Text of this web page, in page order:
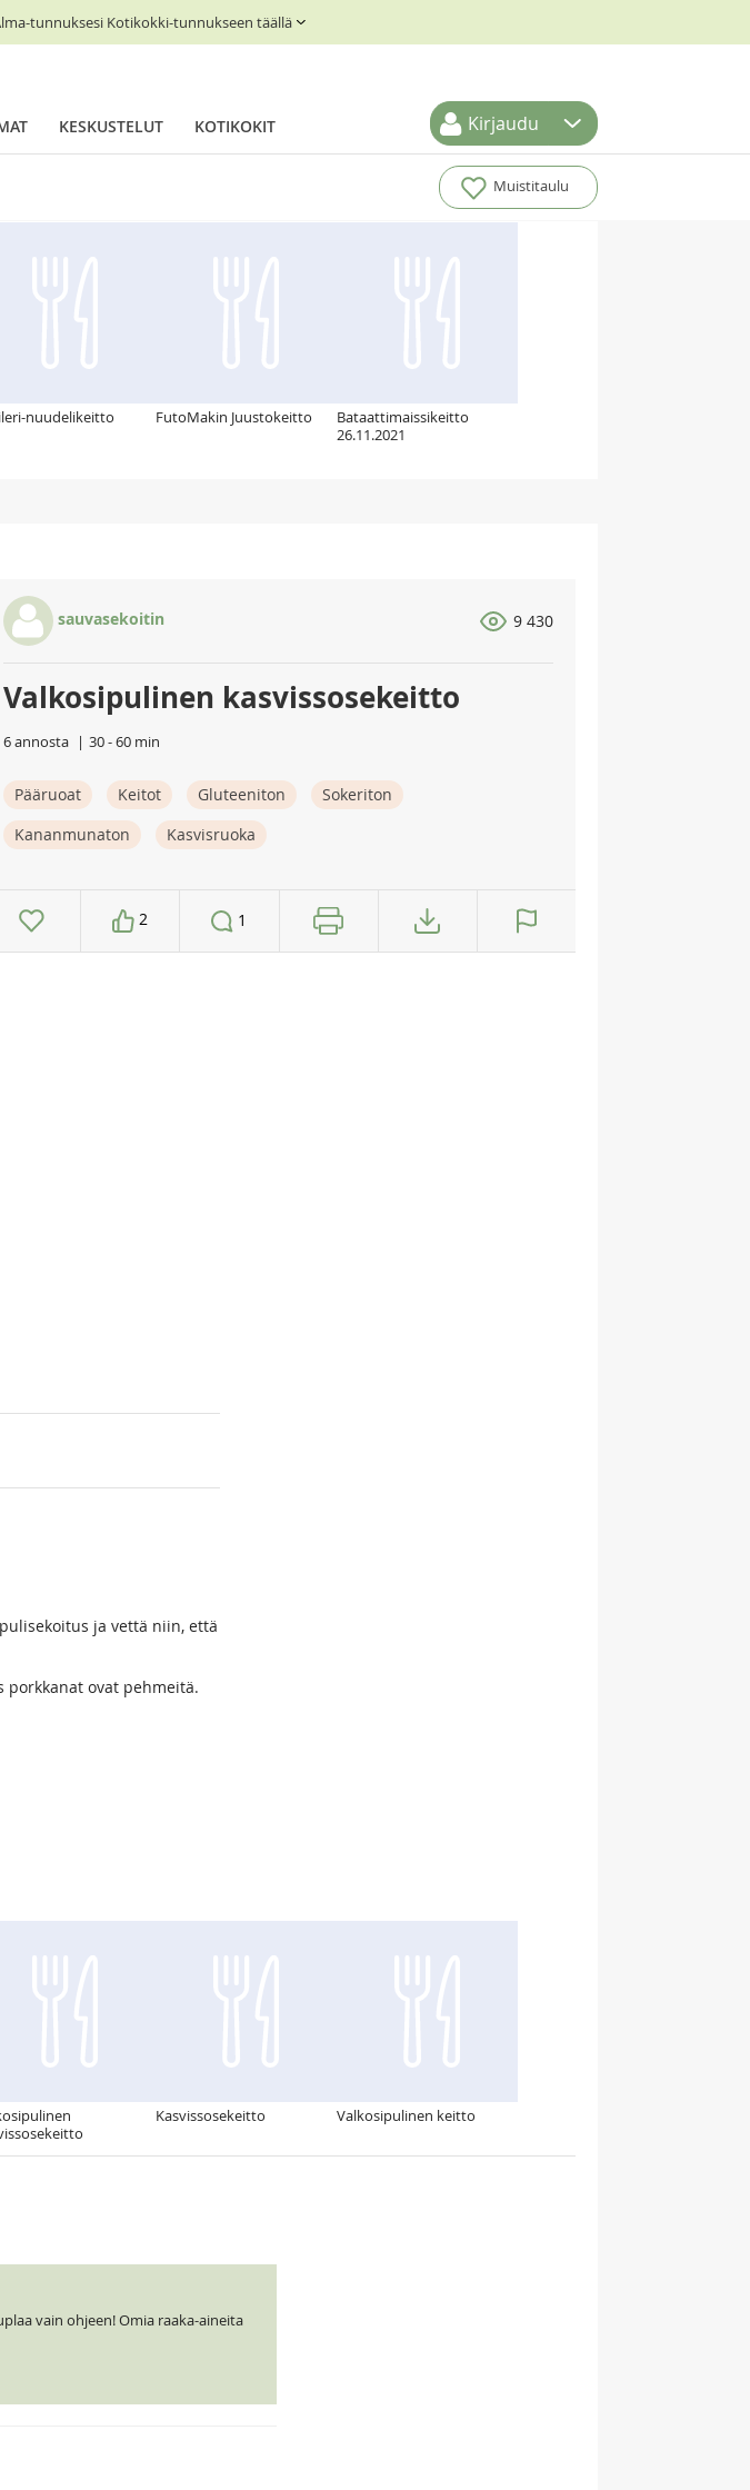
tunnuksesi Kotikokki-tunnukseen täällä
KESKUSTELUT KOTIKOKIT Kirjaudu
Muistitaulu
nuudelikeitto FutoMakin Juustokeitto
Bataattimaissikeitto
26.11.2021
sauvasekoitin 9 430
Valkosipulinen kasvissosekeitto
6 annosta 30 - 60 min
Pääruoat Keitot Gluteeniton
Sokeriton
Kananmunaton
Kasvisruoka
2 1
ja vettä niin, että
porkkanat ovat pehmeitä.
Kasvissosekeitto Valkosipulinen keitto
vain ohjeen! Omia raaka-aineita